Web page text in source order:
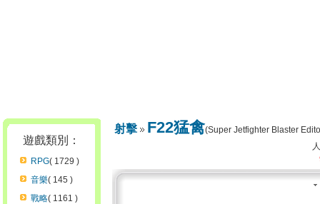
遊戲類別：
RPG( 1729 )
音樂( 145 )
戰略( 1161 )
射擊 F22猛禽(Super Jetfighter Blaster